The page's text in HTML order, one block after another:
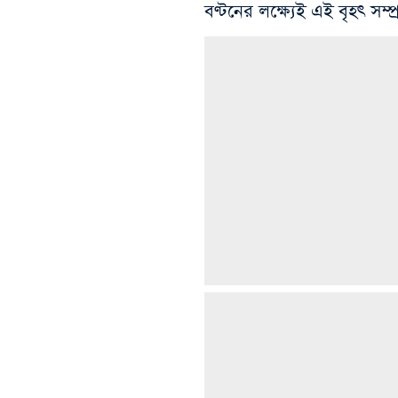
বণ্টনের লক্ষ্যেই এই বৃহৎ